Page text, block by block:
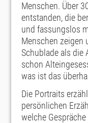
Menschen. Über
entstanden, die
und fassungslos
Menschen zeigen
Schublade als die
schon
was ist das
Die Portraits
persönlichen
welche